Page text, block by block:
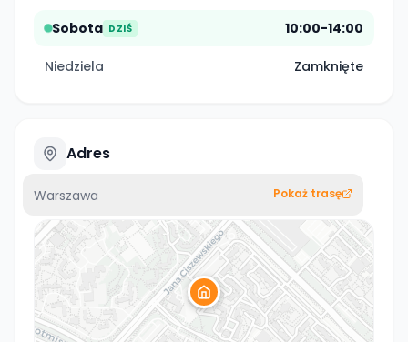
Sobota DZIŚ 10:00-14:00
Niedziela Zamknięte
Adres
Warszawa Pokaż trasę